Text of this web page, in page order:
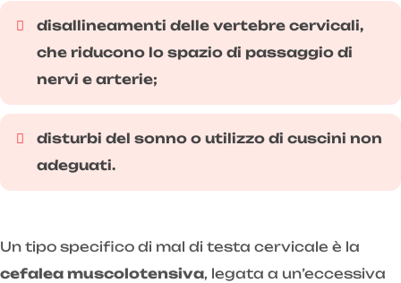
disallineamenti delle vertebre cervicali,
che riducono lo spazio di passaggio di
nervi e arterie;
disturbi del sonno o utilizzo di cuscini non
adeguati.
Un tipo specifico di mal di testa cervicale è la
cefalea muscolotensiva, legata a un’eccessiva